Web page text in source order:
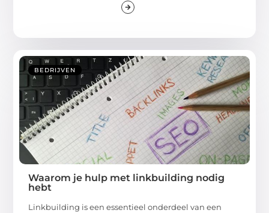
BEDRIJVEN
Waarom je hulp met linkbuilding nodig
hebt
Linkbuilding is een essentieel onderdeel van een